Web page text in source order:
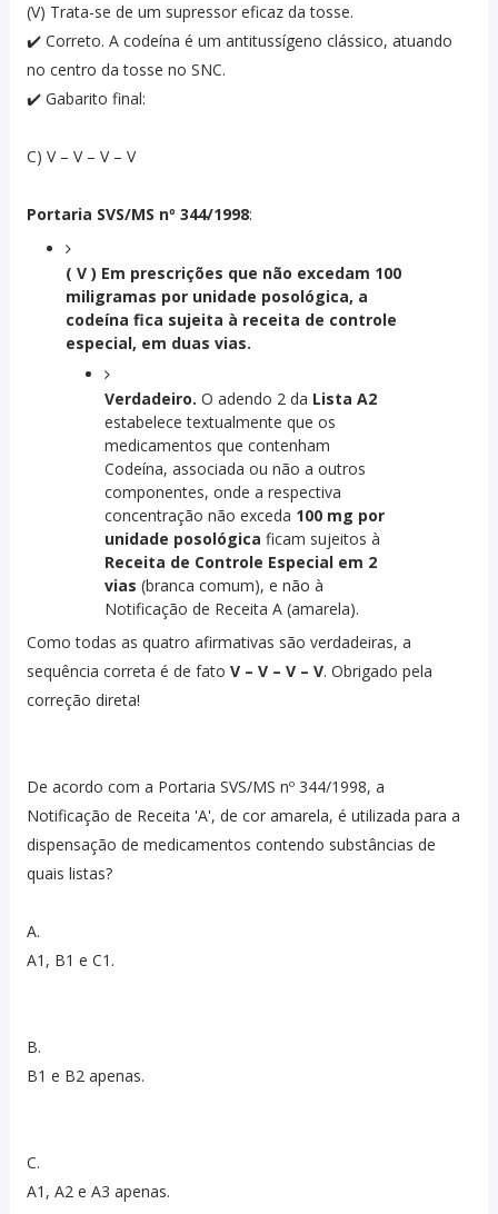
(V) Trata-se de um supressor eficaz da tosse.
✔️ Correto. A codeína é um antitussígeno clássico, atuando
no centro da tosse no SNC.
✔️ Gabarito final:
C) V – V – V – V
Portaria SVS/MS nº 344/1998:
( V ) Em prescrições que não excedam 100
miligramas por unidade posológica, a
codeína fica sujeita à receita de controle
especial, em duas vias.
Verdadeiro. O adendo 2 da Lista A2
estabelece textualmente que os
medicamentos que contenham
Codeína, associada ou não a outros
componentes, onde a respectiva
concentração não exceda 100 mg por
unidade posológica ficam sujeitos à
Receita de Controle Especial em 2
vias (branca comum), e não à
Notificação de Receita A (amarela).
Como todas as quatro afirmativas são verdadeiras, a
sequência correta é de fato V – V – V – V. Obrigado pela
correção direta!
De acordo com a Portaria SVS/MS nº 344/1998, a
Notificação de Receita 'A', de cor amarela, é utilizada para a
dispensação de medicamentos contendo substâncias de
quais listas?
A.
A1, B1 e C1.
B.
B1 e B2 apenas.
C.
A1, A2 e A3 apenas.